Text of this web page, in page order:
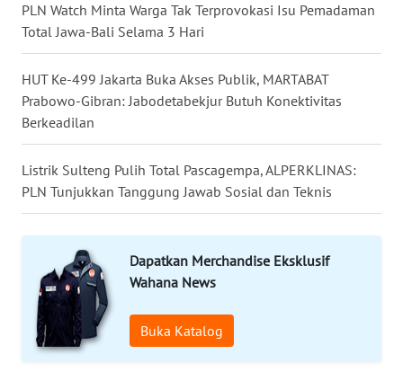
PLN Watch Minta Warga Tak Terprovokasi Isu Pemadaman
Total Jawa-Bali Selama 3 Hari
HUT Ke-499 Jakarta Buka Akses Publik, MARTABAT
Prabowo-Gibran: Jabodetabekjur Butuh Konektivitas
Berkeadilan
Listrik Sulteng Pulih Total Pascagempa, ALPERKLINAS:
PLN Tunjukkan Tanggung Jawab Sosial dan Teknis
Dapatkan Merchandise Eksklusif
Wahana News
Buka Katalog
LESUNG
WN
KARO
WN
SIMALUNGUN
WN
LABUHANBATU
WN
TAPANULI